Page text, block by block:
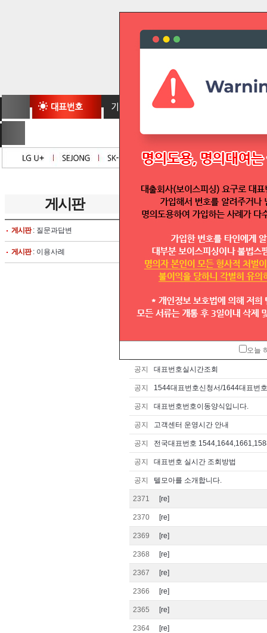
오늘
게시판
게시판: 질문과답변
게시판: 이용사례
글보기
대표번호 실시간 조회방법
ㅅㅅㅅ
공지 대표번호실시간조회
공지 1544대표번호신청서/1644대표번
공지 대표번호번호이동양식입니다.
공지 고객센터 운영시간 안내
공지 전국대표번호
공지 대표번호 실시간 조회방법
공지 텔모아를 소개합니다.
2371 [re]
2370 [re]
2369 [re]
2368 [re]
2367 [re]
2366 [re]
2365 [re]
2364 [re]